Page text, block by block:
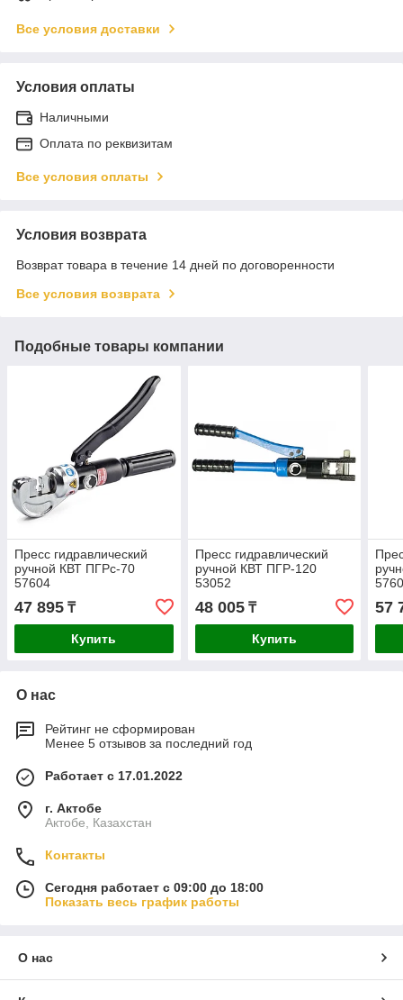
Все условия доставки
Условия оплаты
Наличными
Оплата по реквизитам
Все условия оплаты
Условия возврата
Возврат товара в течение 14 дней по договоренности
Все условия возврата
Подобные товары компании
Пресс гидравлический
ручной КВТ ПГРc-70
57604
47 895 ₸
Купить
Пресс гидравлический
ручной КВТ ПГР-120
53052
48 005₸
Купить
57
О нас
Рейтинг не сформирован
Менее 5 отзывов за последний год
Работает с 17.01.2022
г. Актобе
Актобе, Казахстан
Контакты
Сегодня работает с 09:00 до 18:00
Показать весь график работы
О нас